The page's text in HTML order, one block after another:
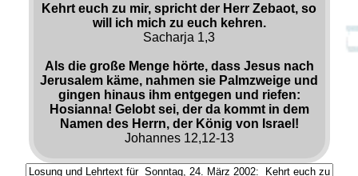
Kehrt euch zu mir, spricht der Herr Zebaot, so
will ich mich zu euch kehren.
Sacharja 1,3
Als die große Menge hörte, dass Jesus nach
Jerusalem käme, nahmen sie Palmzweige und
gingen hinaus ihm entgegen und riefen:
Hosianna! Gelobt sei, der da kommt in dem
Namen des Herrn, der König von Israel!
Johannes 12,12-13